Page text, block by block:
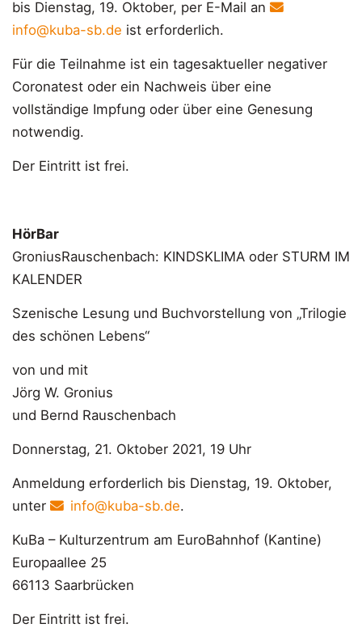
bis Dienstag, 19. Oktober, per E-Mail an
info@kuba-sb.de ist erforderlich.
Für die Teilnahme ist ein tagesaktueller negativer
Coronatest oder ein Nachweis über eine
vollständige Impfung oder über eine Genesung
notwendig.
Der Eintritt ist frei.
HörBar
GroniusRauschenbach: KINDSKLIMA oder STURM IM
KALENDER
Szenische Lesung und Buchvorstellung von „Trilogie
des schönen Lebens“
von und mit
Jörg W. Gronius
und Bernd Rauschenbach
Donnerstag, 21. Oktober 2021, 19 Uhr
Anmeldung erforderlich bis Dienstag, 19. Oktober,
unter
info@kuba-sb.de.
KuBa – Kulturzentrum am EuroBahnhof (Kantine)
Europaallee 25
66113 Saarbrücken
Der Eintritt ist frei.